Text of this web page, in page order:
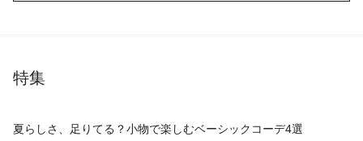
特集
夏らしさ、足りてる？小物で楽しむベーシックコーデ4選